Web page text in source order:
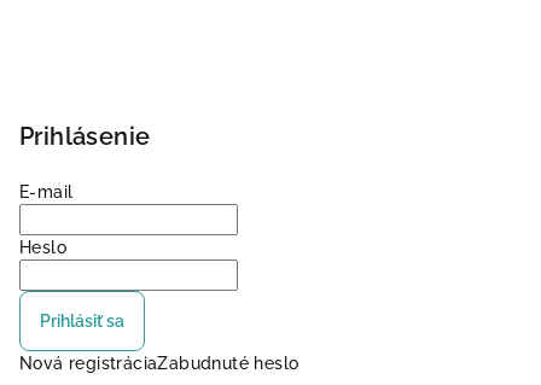
Prihlásenie
E-mail
Heslo
Prihlásiť sa
Nová registráciaZabudnuté heslo